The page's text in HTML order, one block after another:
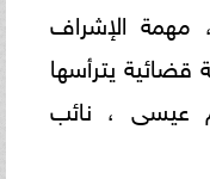
مهمة الإشراف
قضائية يترأسها
عيسى ، نائب